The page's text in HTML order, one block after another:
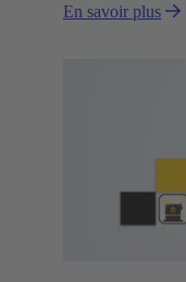
En savoir plus